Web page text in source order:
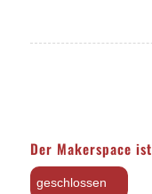
Der Makerspace ist
geschlossen